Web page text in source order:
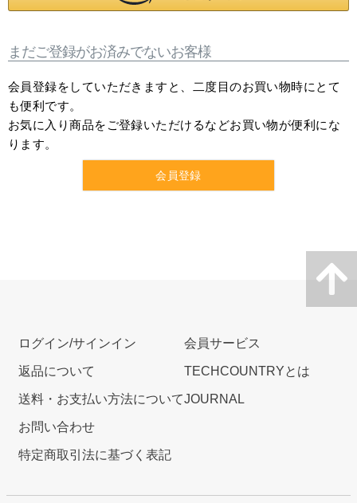
まだご登録がお済みでないお客様
会員登録をしていただきますと、二度目のお買い物時にとて
も便利です。
お気に入り商品をご登録いただけるなどお買い物が便利にな
ります。
会員登録
ログイン/サインイン
返品について
送料・お支払い方法について
お問い合わせ
特定商取引法に基づく表記
会員サービス
TECHCOUNTRYとは
JOURNAL